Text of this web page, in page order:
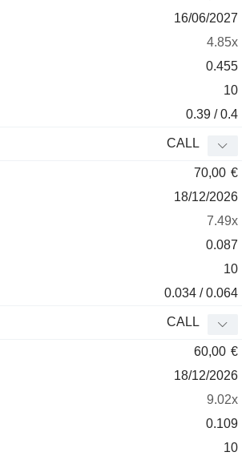
16/06/2027
4.85x
0.455
10
0.39 / 0.4
CALL
70,00 €
18/12/2026
7.49x
0.087
10
0.034 / 0.064
CALL
60,00 €
18/12/2026
9.02x
0.109
10